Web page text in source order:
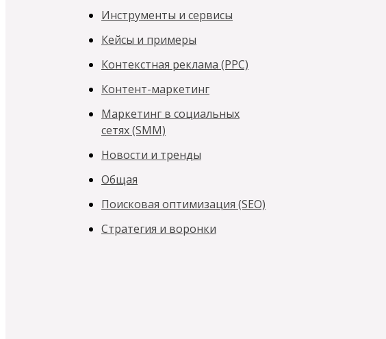
Инструменты и сервисы
Кейсы и примеры
Контекстная реклама (PPC)
Контент-маркетинг
Маркетинг в социальных
сетях (SMM)
Новости и тренды
Общая
Поисковая оптимизация (SEO)
Стратегия и воронки